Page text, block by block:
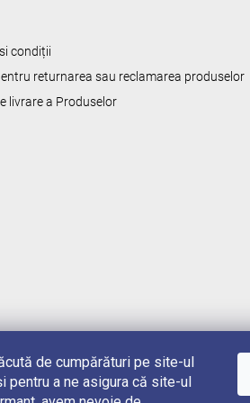
de cumpărături pe site-ul
pentru a ne asigura că site-ul
condiții
returnarea sau reclamarea produselor
livrare a Produselor